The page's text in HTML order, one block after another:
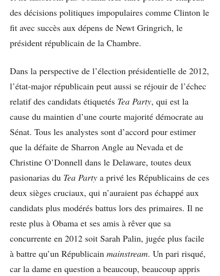
des décisions politiques impopulaires comme Clinton le
fit avec succès aux dépens de Newt Gringrich, le
président républicain de la Chambre.
Dans la perspective de l’élection présidentielle de 2012,
l’état-major républicain peut aussi se réjouir de l’échec
relatif des candidats étiquetés Tea Party, qui est la
cause du maintien d’une courte majorité démocrate au
Sénat. Tous les analystes sont d’accord pour estimer
que la défaite de Sharron Angle au Nevada et de
Christine O’Donnell dans le Delaware, toutes deux
pasionarias du Tea Party a privé les Républicains de ces
deux sièges cruciaux, qui n’auraient pas échappé aux
candidats plus modérés battus lors des primaires. Il ne
reste plus à Obama et ses amis à rêver que sa
concurrente en 2012 soit Sarah Palin, jugée plus facile
à battre qu’un Républicain mainstream. Un pari risqué,
car la dame en question a beaucoup, beaucoup appris